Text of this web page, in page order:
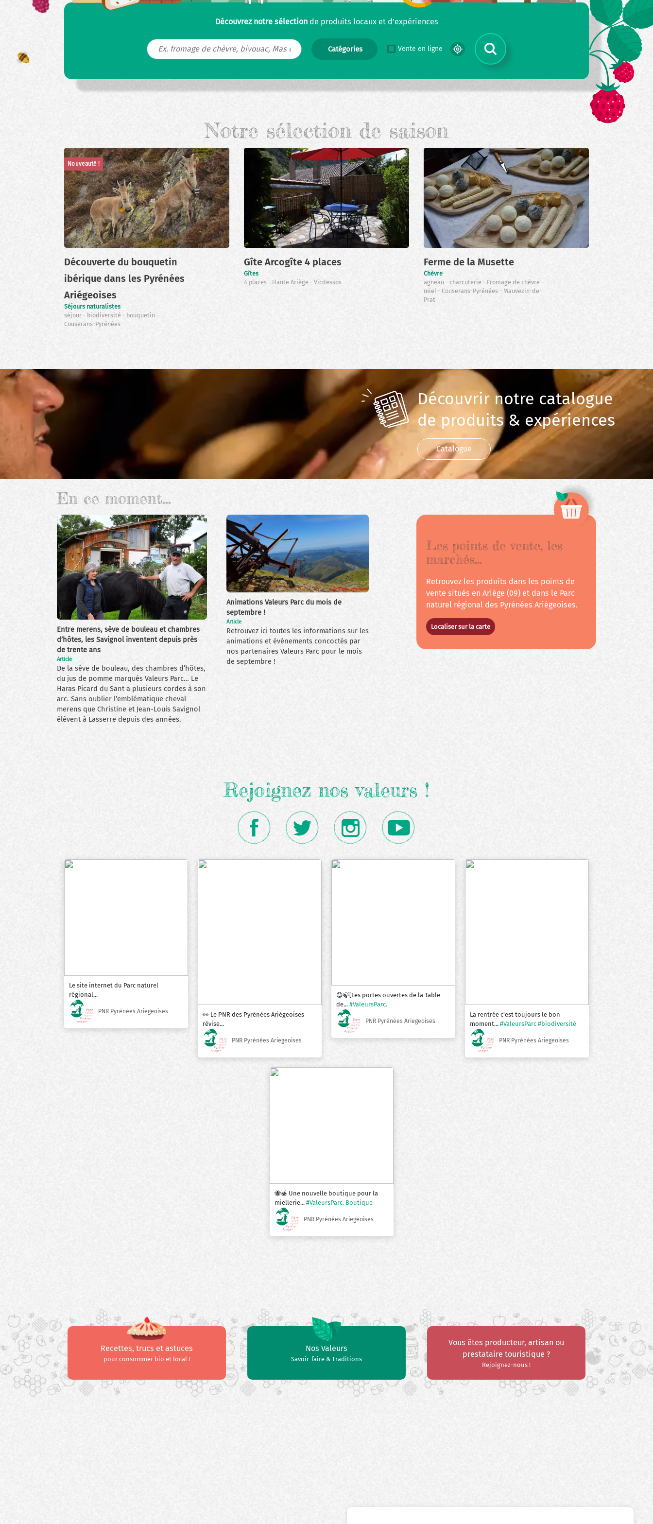
Découvrez notre sélectionde produits locaux et d’expériences
Vente en ligne
Notre sélection de saison
Nouveauté !
Découverte du bouquetin
ibérique dans les Pyrénées
Ariégeoises
Séjours naturalistes
séjour
biodiversité
bouquetin
Couserans-Pyrénées
Gîte Arcogîte 4 places
Gîtes
4 places
Haute Ariège Vicdessos
Ferme de la Musette
Chèvre
agneau
charcuterie
Fromage de chèvre
miel
Couserans-Pyrénées
Mauvezin-de-
Prat
Découvrir notre catalogue
de produits & expériences
Catalogue
En ce moment...
Entre merens, sève de bouleau et chambres
d’hôtes, les Savignol inventent depuis près
de trente ans
Article
De la sève de bouleau, des chambres d’hôtes,
du jus de pomme marqués Valeurs Parc… Le
Haras Picard du Sant a plusieurs cordes à son
arc. Sans oublier l’emblématique cheval
merens que Christine et Jean-Louis Savignol
élèvent à Lasserre depuis des années.
Animations Valeurs Parc du mois de
septembre !
Article
Retrouvez ici toutes les informations sur les
animations et événements concoctés par
nos partenaires Valeurs Parc pour le mois
de septembre !
Toute l'actualité
Les points de vente, les
marchés…
Retrouvez les produits dans les points de
vente situés en Ariège (09) et dans le Parc
naturel régional des Pyrénées Ariégeoises.
Localiser sur la carte
Rejoignez nos valeurs !
Le site internet du Parc naturel
régional...
PNR Pyrénées Ariegeoises
👀 Le PNR des Pyrénées Ariégeoises
révise...
PNR Pyrénées Ariegeoises
😋🍃[Les portes ouvertes de la Table
de... #ValeursParc.
PNR Pyrénées Ariegeoises
La rentrée c'est toujours le bon
moment... #ValeursParc #biodiversité
PNR Pyrénées Ariegeoises
🐝🍯 Une nouvelle boutique pour la
miellerie... #ValeursParc. Boutique
PNR Pyrénées Ariegeoises
Recettes, trucs et astuces
pour consommer bio et local !
Nos Valeurs
Savoir-faire & Traditions
Vous êtes producteur, artisan ou
prestataire touristique ?
Rejoignez-nous !